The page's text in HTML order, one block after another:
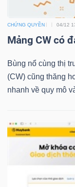
CHỨNG QUYỀN 04/12
Mảng CW có
Bùng nổ cùng thị
(CW) cũng thăng
nhanh về quy mô
SECTOR
NĂNG
VẬT